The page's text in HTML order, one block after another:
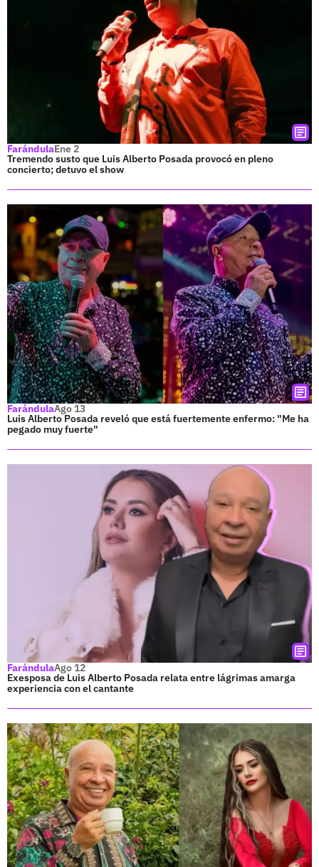
FarándulaEne 2
Tremendo susto que Luis Alberto Posada provocó en pleno
concierto; detuvo el show
FarándulaAgo 13
Luis Alberto Posada reveló que está fuertemente enfermo: "Me ha
pegado muy fuerte"
FarándulaAgo 12
Exesposa de Luis Alberto Posada relata entre lágrimas amarga
experiencia con el cantante